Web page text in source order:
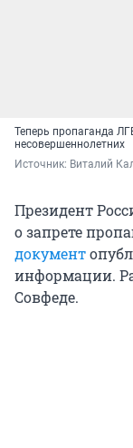
Теперь пропаганда
несовершеннолетних
Источник: Виталий
Президент
о запрете
документ
информации.
Совфеде.